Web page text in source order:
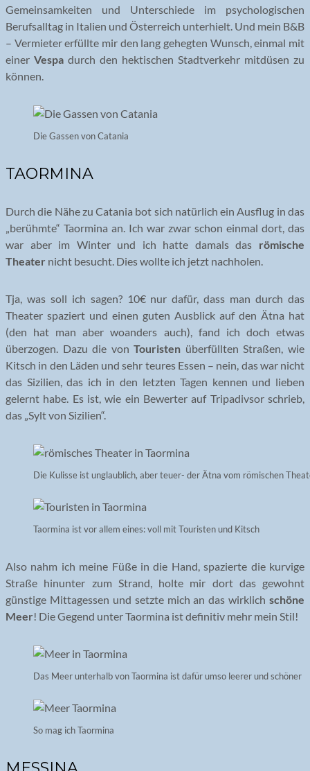
Gemeinsamkeiten und Unterschiede im psychologischen
Berufsalltag in Italien und Österreich unterhielt. Und mein B&B
– Vermieter erfüllte mir den lang gehegten Wunsch, einmal mit
einer Vespa durch den hektischen Stadtverkehr mitdüsen zu
können.
Die Gassen von Catania
TAORMINA
Durch die Nähe zu Catania bot sich natürlich ein Ausflug in das
„berühmte“ Taormina an. Ich war zwar schon einmal dort, das
war aber im Winter und ich hatte damals das römische
Theater nicht besucht. Dies wollte ich jetzt nachholen.
Tja, was soll ich sagen? 10€ nur dafür, dass man durch das
Theater spaziert und einen guten Ausblick auf den Ätna hat
(den hat man aber woanders auch), fand ich doch etwas
überzogen. Dazu die vonTouristen überfüllten Straßen, wie
Kitsch in den Läden und sehr teures Essen – nein, das war nicht
das Sizilien, das ich in den letzten Tagen kennen und lieben
gelernt habe. Es ist, wie ein Bewerter auf Tripadivsor schrieb,
das „Sylt von Sizilien“.
Die Kulisse ist unglaublich, aber teuer- der Ätna vom römischen
Taormina ist vor allem eines: voll mit Touristen und Kitsch
Also nahm ich meine Füße in die Hand, spazierte die kurvige
Straße hinunter zum Strand, holte mir dort das gewohnt
günstige Mittagessen und setzte mich an das wirklich schöne
Meer! Die Gegend unter Taormina ist definitiv mehr mein Stil!
Das Meer unterhalb von Taormina ist dafür umso leerer und schöner
So mag ich Taormina